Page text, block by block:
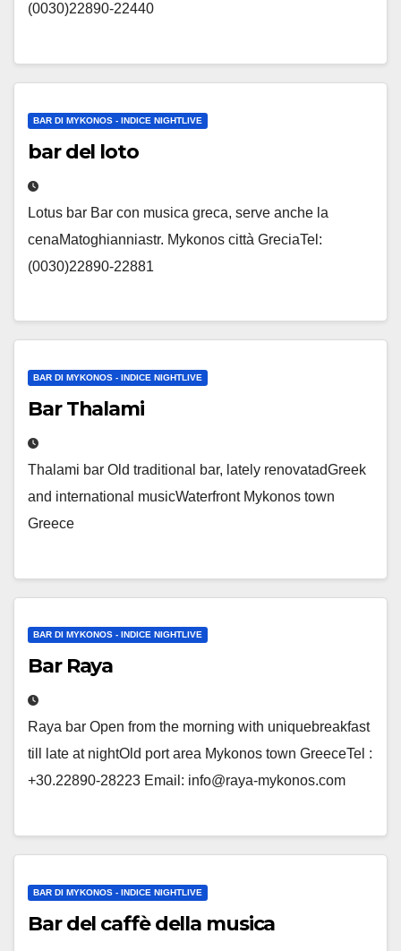
(0030)22890-22440
BAR DI MYKONOS - INDICE NIGHTLIVE
bar del loto
Lotus bar Bar con musica greca, serve anche la
cenaMatoghianniastr. Mykonos città GreciaTel:
(0030)22890-22881
BAR DI MYKONOS - INDICE NIGHTLIVE
Bar Thalami
Thalami bar Old traditional bar, lately renovatadGreek
and international musicWaterfront Mykonos town
Greece
BAR DI MYKONOS - INDICE NIGHTLIVE
Bar Raya
Raya bar Open from the morning with uniquebreakfast
till late at nightOld port area Mykonos town GreeceTel :
+30.22890-28223 Email: info@raya-mykonos.com
BAR DI MYKONOS - INDICE NIGHTLIVE
Bar del caffè della musica